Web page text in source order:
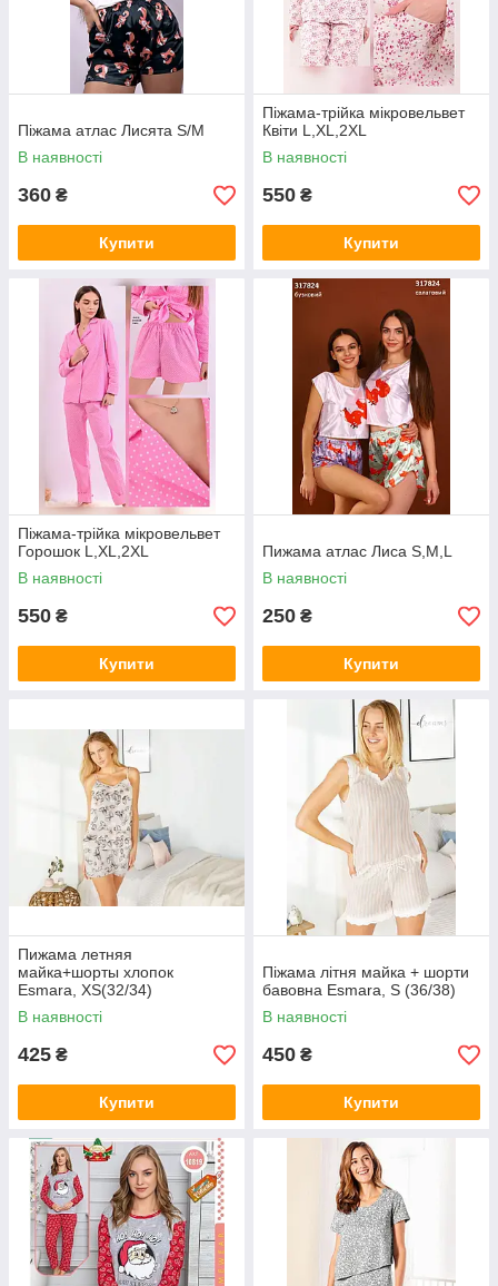
Піжама атлас Лисята S/M
В наявності
360 ₴
Купити
Піжама-трійка мікровельвет
Квіти L,XL,2XL
В наявності
550 ₴
Купити
Піжама-трійка мікровельвет
Горошок L,XL,2XL
В наявності
550 ₴
Купити
Пижама атлас Лиса S,M,L
В наявності
250 ₴
Купити
Пижама летняя
майка+шорты хлопок
Esmara, XS(32/34)
В наявності
425 ₴
Купити
Піжама літня майка + шорти
бавовна Esmara, S (36/38)
В наявності
450 ₴
Купити